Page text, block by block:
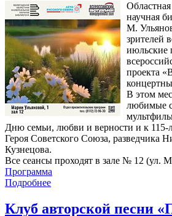
научная
М.
зрителей
июльские
проекта
В этом
любимые
Дню семьи, любви и верности и к 115-
Героя Советского Союза, разведчика
Кузнецова.
Все сеансы проходят в зале № 12 (ул.
Программа
Подробнее
Клуб авторской песни